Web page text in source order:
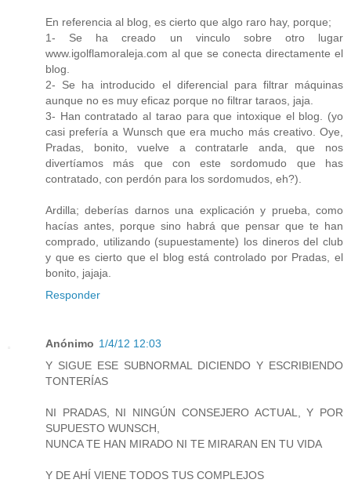
En referencia al blog, es cierto que algo raro hay, porque;
1- Se ha creado un vinculo sobre otro lugar
www.igolflamoraleja.com al que se conecta directamente el
blog.
2- Se ha introducido el diferencial para filtrar máquinas
aunque no es muy eficaz porque no filtrar taraos, jaja.
3- Han contratado al tarao para que intoxique el blog. (yo
casi prefería a Wunsch que era mucho más creativo. Oye,
Pradas, bonito, vuelve a contratarle anda, que nos
divertíamos más que con este sordomudo que has
contratado, con perdón para los sordomudos, eh?).
Ardilla; deberías darnos una explicación y prueba, como
hacías antes, porque sino habrá que pensar que te han
comprado, utilizando (supuestamente) los dineros del club
y que es cierto que el blog está controlado por Pradas, el
bonito, jajaja.
Responder
Anónimo 1/4/12 12:03
Y SIGUE ESE SUBNORMAL DICIENDO Y ESCRIBIENDO
TONTERÍAS
NI PRADAS, NI NINGÚN CONSEJERO ACTUAL, Y POR
SUPUESTO WUNSCH,
NUNCA TE HAN MIRADO NI TE MIRARAN EN TU VIDA
Y DE AHÍ VIENE TODOS TUS COMPLEJOS